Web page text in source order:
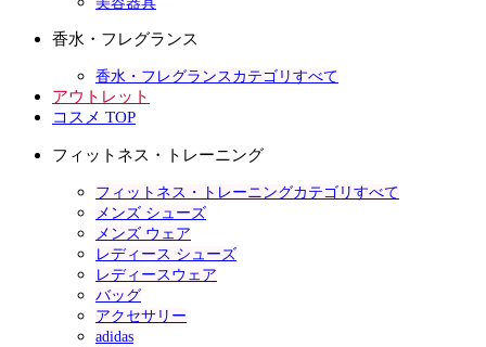
香水・フレグランス
香水・フレグランスカテゴリすべて
アウトレット
コスメ TOP
フィットネス・トレーニング
フィットネス・トレーニングカテゴリすべて
メンズ シューズ
メンズ ウェア
レディース シューズ
レディースウェア
バッグ
アクセサリー
adidas